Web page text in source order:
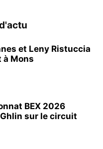
et Leny Ristuccia
à Mons
BEX 2026
Ghlin sur le circuit